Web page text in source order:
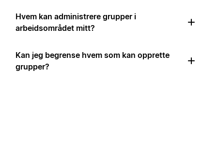
Hvem kan administrere grupper i
arbeidsområdet mitt?
Kan jeg begrense hvem som kan opprette
grupper?